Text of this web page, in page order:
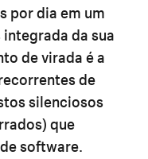
por dia em um
da sua
de virada é a
de
silenciosos
que
software.